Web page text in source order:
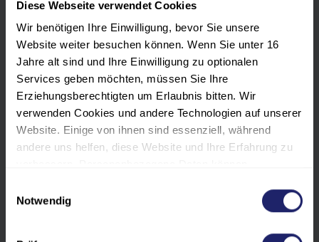
Diese Webseite verwendet Cookies
Wir benötigen Ihre Einwilligung, bevor Sie unsere
Website weiter besuchen können. Wenn Sie unter 16
Jahre alt sind und Ihre Einwilligung zu optionalen
Services geben möchten, müssen Sie Ihre
Erziehungsberechtigten um Erlaubnis bitten. Wir
verwenden Cookies und andere Technologien auf unserer
Website. Einige von ihnen sind essenziell, während
andere uns helfen, diese Website und Ihre Erfahrung zu
personalisierte Anzeigen und Inhalte oder die Messung
von Anzeigen und Inhalten. Weitere Informationen über
Notwendig
umfassen typischerweise:
Normen, Richtlinien und rechtliche
Rahmenbedingungen
Betriebssicherheit und Prüfprozesse
Digitalisierung, Vernetzung und KI-
Modernisierung und Energieeffizienz von